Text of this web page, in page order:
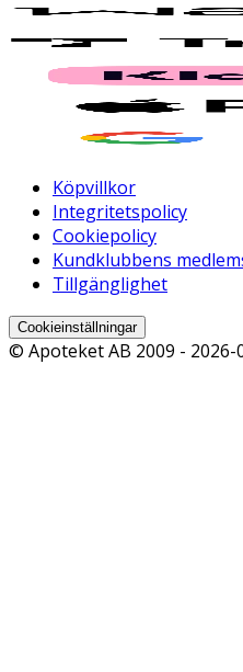
Köpvillkor
Integritetspolicy
Cookiepolicy
Kundklubbens
Tillgänglighet
Cookieinställningar
© Apoteket AB 2009 - 2026-